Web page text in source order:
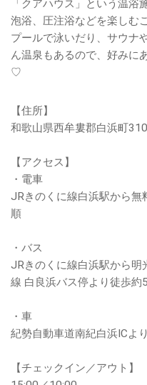
「クアハウス」という温
泡浴、圧注浴などを楽しむ
プールで泳いだり、サウナ
ん温泉もあるので、好みに
♡
【住所】
和歌山県西牟婁郡白浜町
【アクセス】
・電車
JRきのくに線白浜駅から
順
・バス
JRきのくに線白浜駅から明
線 白良浜バス停より徒歩約
・車
紀勢自動車道南紀白浜ICよ
【チェックイン／アウト】